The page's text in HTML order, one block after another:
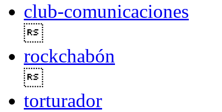
club-comunicaciones
rockchabón
torturador